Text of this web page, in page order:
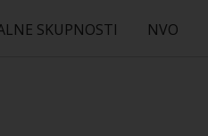
SKUPNOSTI NVO